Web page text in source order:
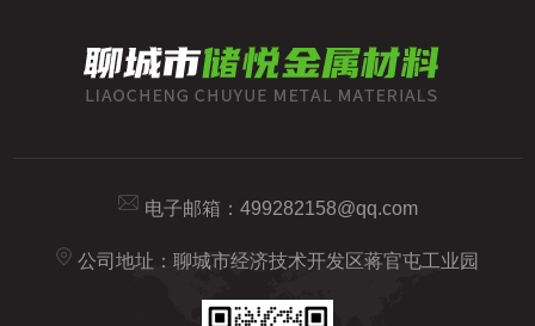
电子邮箱： 499282158@qq.com
公司地址：聊城市经济技术开发区蒋官屯工业园